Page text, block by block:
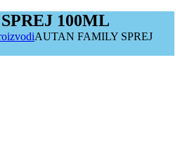
100ML
AUTAN FAMILY SPREJ